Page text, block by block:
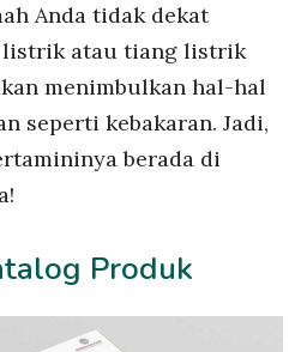
Anda tidak dekat
listrik atau tiang listrik
menimbulkan hal-hal
seperti kebakaran. Jadi,
berada di
Produk